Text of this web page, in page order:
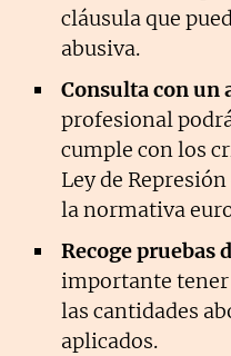
cláusula que
abusiva.
Consulta con un
profesional
cumple con los
Ley de
la normativa
Recoge pruebas
importante
las cantidades
aplicados.